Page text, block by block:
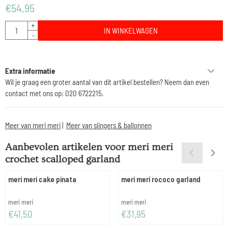
€54,95
Aantal
+
-
IN WINKELWAGEN
Extra informatie
Wil je graag een groter aantal van dit artikel bestellen? Neem dan even
contact met ons op: 020 6722215.
Meer van meri meri| Meer van slingers & ballonnen
Aanbevolen artikelen voormeri meri
crochet scalloped garland
meri meri cake pinata
Merk:
meri meri
Prijs: 41,50
€41,50
meri meri rococo garland
Merk:
meri meri
Prijs: 31,95
€31,95